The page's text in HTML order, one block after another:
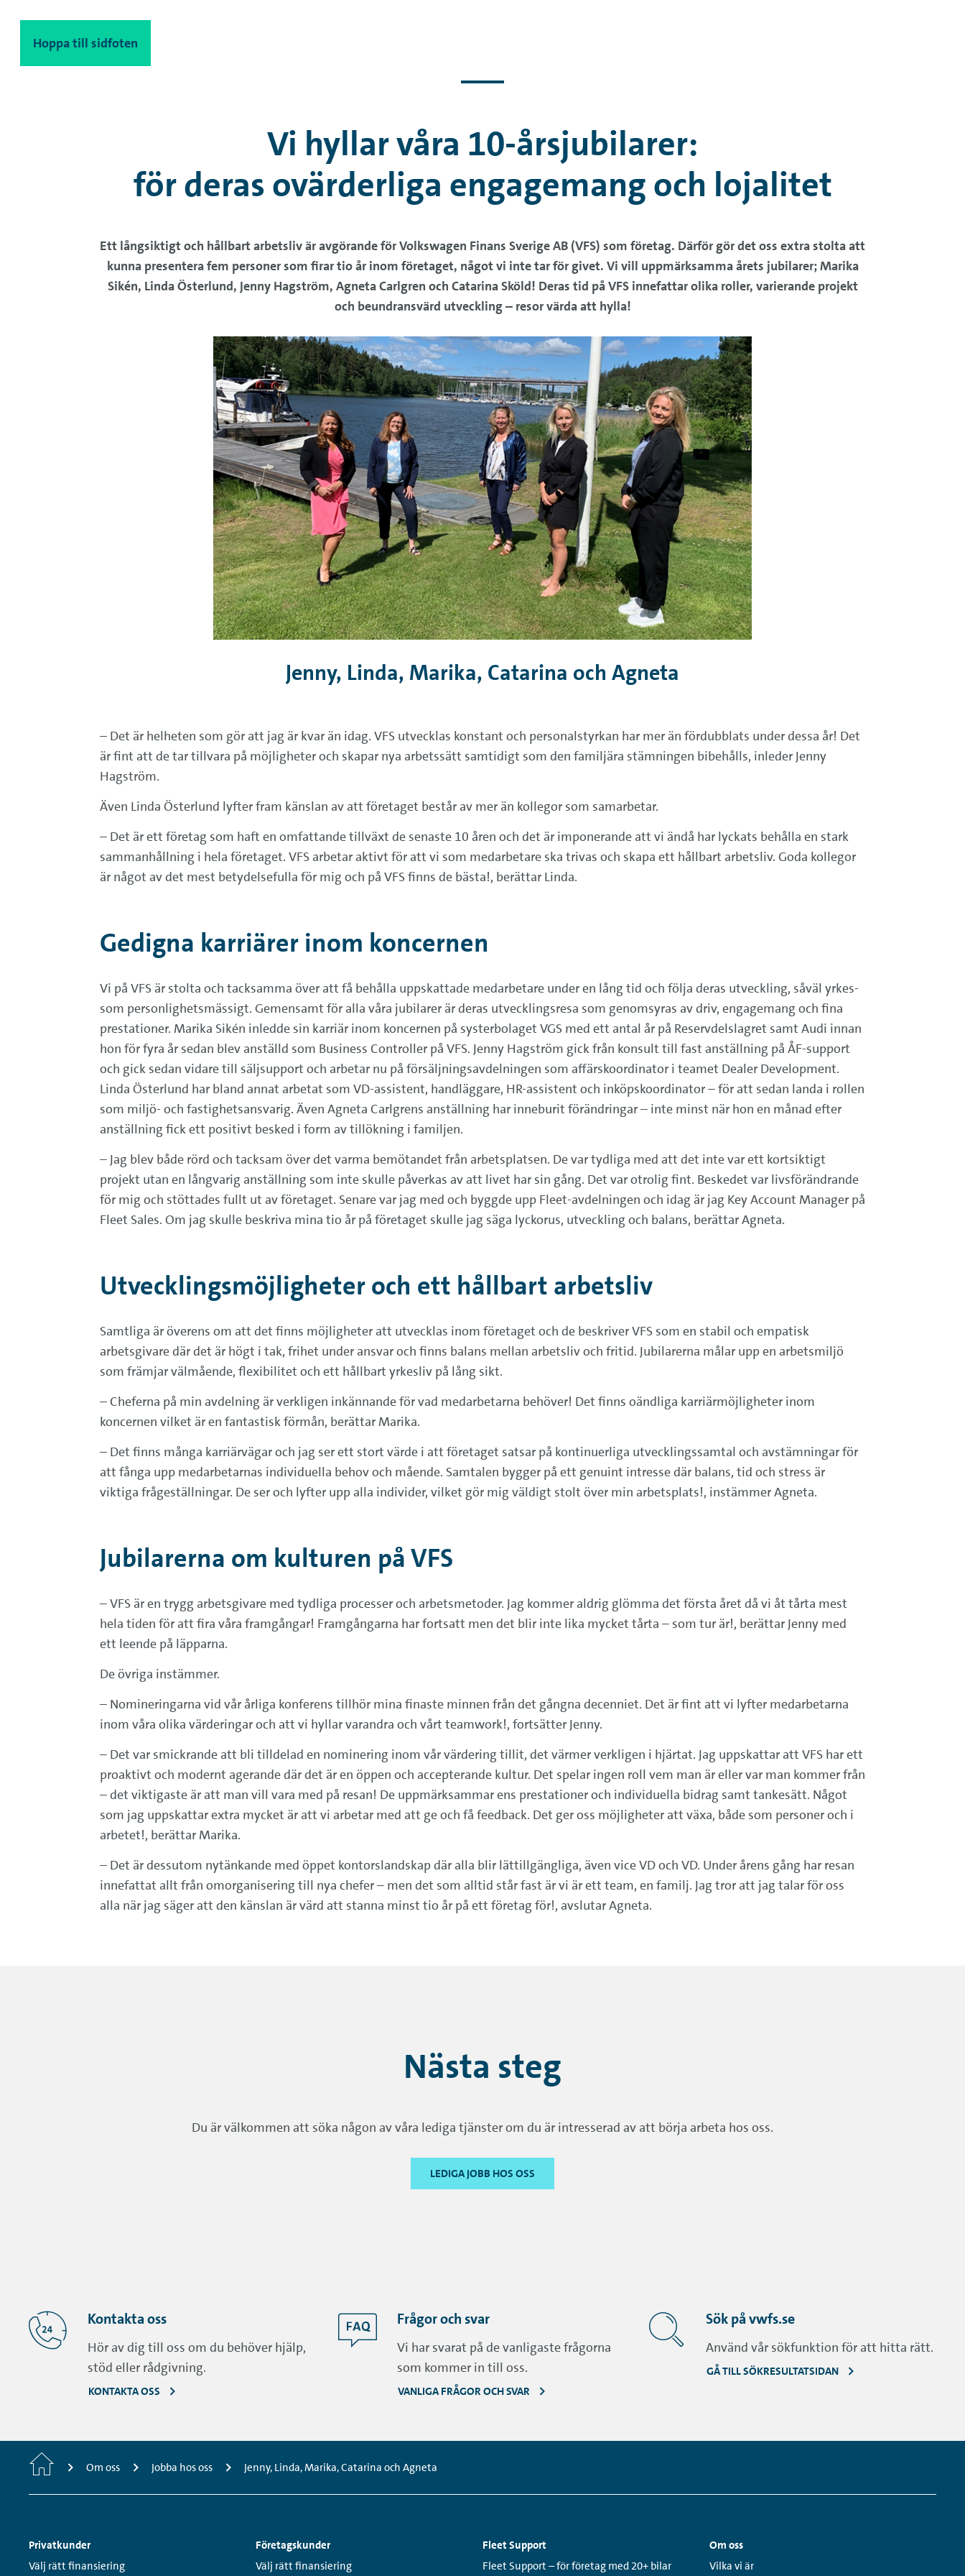
Hoppa till innehåll
Hoppa till sidfoten
Vi hyllar våra 10-årsjubilarer:
för deras ovärderliga engagemang och lojalitet
Ett långsiktigt och hållbart arbetsliv är avgörande för Volkswagen Finans Sverige AB (VFS) som företag. Därför gör det oss extra stolta att
kunna presentera fem personer som firar tio år inom företaget, något vi inte tar för givet. Vi vill uppmärksamma årets jubilarer; Marika
Sikén, Linda Österlund, Jenny Hagström, Agneta Carlgren och Catarina Sköld! Deras tid på VFS innefattar olika roller, varierande projekt
och beundransvärd utveckling – resor värda att hylla!
Jenny, Linda, Marika, Catarina och Agneta
– Det är helheten som gör att jag är kvar än idag. VFS utvecklas konstant och personalstyrkan har mer än fördubblats under dessa år! Det
är fint att de tar tillvara på möjligheter och skapar nya arbetssätt samtidigt som den familjära stämningen bibehålls, inleder Jenny
Hagström.
Även Linda Österlund lyfter fram känslan av att företaget består av mer än kollegor som samarbetar.
– Det är ett företag som haft en omfattande tillväxt de senaste 10 åren och det är imponerande att vi ändå har lyckats behålla en stark
sammanhållning i hela företaget. VFS arbetar aktivt för att vi som medarbetare ska trivas och skapa ett hållbart arbetsliv. Goda kollegor
är något av det mest betydelsefulla för mig och på VFS finns de bästa!, berättar Linda.
Gedigna karriärer inom koncernen
Vi på VFS är stolta och tacksamma över att få behålla uppskattade medarbetare under en lång tid och följa deras utveckling, såväl yrkes-
som personlighetsmässigt. Gemensamt för alla våra jubilarer är deras utvecklingsresa som genomsyras av driv, engagemang och fina
prestationer. Marika Sikén inledde sin karriär inom koncernen på systerbolaget VGS med ett antal år på Reservdelslagret samt Audi innan
hon för fyra år sedan blev anställd som Business Controller på VFS. Jenny Hagström gick från konsult till fast anställning på ÅF-support
och gick sedan vidare till säljsupport och arbetar nu på försäljningsavdelningen som affärskoordinator i teamet Dealer Development.
Linda Österlund har bland annat arbetat som VD-assistent, handläggare, HR-assistent och inköpskoordinator – för att sedan landa i rollen
som miljö- och fastighetsansvarig. Även Agneta Carlgrens anställning har inneburit förändringar – inte minst när hon en månad efter
anställning fick ett positivt besked i form av tillökning i familjen.
– Jag blev både rörd och tacksam över det varma bemötandet från arbetsplatsen. De var tydliga med att det inte var ett kortsiktigt
projekt utan en långvarig anställning som inte skulle påverkas av att livet har sin gång. Det var otrolig fint. Beskedet var livsförändrande
för mig och stöttades fullt ut av företaget. Senare var jag med och byggde upp Fleet-avdelningen och idag är jag Key Account Manager på
Fleet Sales. Om jag skulle beskriva mina tio år på företaget skulle jag säga lyckorus, utveckling och balans, berättar Agneta.
Utvecklingsmöjligheter och ett hållbart arbetsliv
Samtliga är överens om att det finns möjligheter att utvecklas inom företaget och de beskriver VFS som en stabil och empatisk
arbetsgivare där det är högt i tak, frihet under ansvar och finns balans mellan arbetsliv och fritid. Jubilarerna målar upp en arbetsmiljö
som främjar välmående, flexibilitet och ett hållbart yrkesliv på lång sikt.
– Cheferna på min avdelning är verkligen inkännande för vad medarbetarna behöver! Det finns oändliga karriärmöjligheter inom
koncernen vilket är en fantastisk förmån, berättar Marika.
– Det finns många karriärvägar och jag ser ett stort värde i att företaget satsar på kontinuerliga utvecklingssamtal och avstämningar för
att fånga upp medarbetarnas individuella behov och mående. Samtalen bygger på ett genuint intresse där balans, tid och stress är
viktiga frågeställningar. De ser och lyfter upp alla individer, vilket gör mig väldigt stolt över min arbetsplats!, instämmer Agneta.
Jubilarerna om kulturen på VFS
– VFS är en trygg arbetsgivare med tydliga processer och arbetsmetoder. Jag kommer aldrig glömma det första året då vi åt tårta mest
hela tiden för att fira våra framgångar! Framgångarna har fortsatt men det blir inte lika mycket tårta – som tur är!, berättar Jenny med
ett leende på läpparna.
De övriga instämmer.
– Nomineringarna vid vår årliga konferens tillhör mina finaste minnen från det gångna decenniet. Det är fint att vi lyfter medarbetarna
inom våra olika värderingar och att vi hyllar varandra och vårt teamwork!, fortsätter Jenny.
– Det var smickrande att bli tilldelad en nominering inom vår värdering tillit, det värmer verkligen i hjärtat. Jag uppskattar att VFS har ett
proaktivt och modernt agerande där det är en öppen och accepterande kultur. Det spelar ingen roll vem man är eller var man kommer från
– det viktigaste är att man vill vara med på resan! De uppmärksammar ens prestationer och individuella bidrag samt tankesätt. Något
som jag uppskattar extra mycket är att vi arbetar med att ge och få feedback. Det ger oss möjligheter att växa, både som personer och i
arbetet!, berättar Marika.
– Det är dessutom nytänkande med öppet kontorslandskap där alla blir lättillgängliga, även vice VD och VD. Under årens gång har resan
innefattat allt från omorganisering till nya chefer – men det som alltid står fast är vi är ett team, en familj. Jag tror att jag talar för oss
alla när jag säger att den känslan är värd att stanna minst tio år på ett företag för!, avslutar Agneta.
Nästa steg
Du är välkommen att söka någon av våra lediga tjänster om du är intresserad av att börja arbeta hos oss.
LEDIGA JOBB HOS OSS
Kontakta oss
Hör av dig till oss om du behöver hjälp,
stöd eller rådgivning.
KONTAKTA OSS
Frågor och svar
Vi har svarat på de vanligaste frågorna
som kommer in till oss.
VANLIGA FRÅGOR OCH SVAR
Sök på vwfs.se
Använd vår sökfunktion för att hitta rätt.
GÅ TILL SÖKRESULTATSIDAN
StartsidaOm oss Jobba hos oss Jenny, Linda, Marika, Catarina och Agneta
Sidfotsmeny
Privatkunder
Links:
Välj rätt finansiering
Företagskunder
Links:
Välj rätt finansiering
Fleet Support
Links:
Fleet Support – för företag med 20+ bilar
Om oss
Links:
Vilka vi är